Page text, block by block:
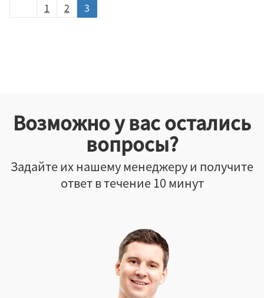
1 2 3
Возможно у вас остались
вопросы?
Задайте их нашему менеджеру и получите
ответ в течение 10 минут